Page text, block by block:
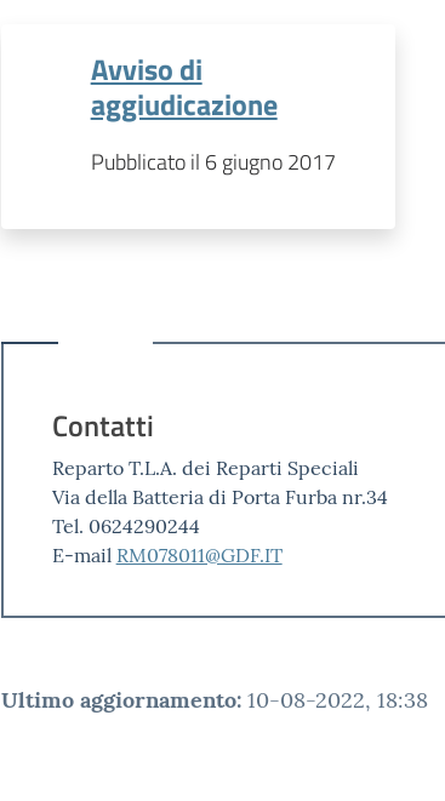
Avviso di
aggiudicazione
Pubblicato il 6 giugno 2017
Contatti
Reparto T.L.A. dei Reparti Speciali
Via della Batteria di Porta Furba nr.34
Tel. 0624290244
E-mail RM078011@GDF.IT
Ultimo aggiornamento: 10-08-2022, 18:38